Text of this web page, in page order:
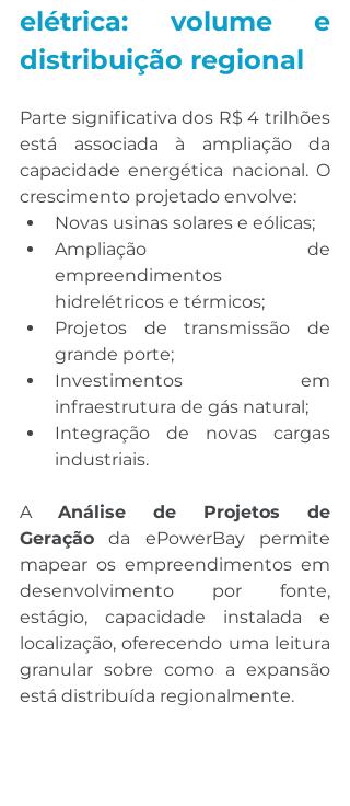
elétrica: volume e
distribuição regional
Parte significativa dos R$ 4 trilhões
está associada à ampliação da
capacidade energética nacional. O
crescimento projetado envolve:
Novas usinas solares e eólicas;
Ampliação de
empreendimentos
hidrelétricos e térmicos;
Projetos de transmissão de
grande porte;
Investimentos em
infraestrutura de gás natural;
Integração de novas cargas
industriais.
A Análise de Projetos de
Geração da ePowerBay permite
mapear os empreendimentos em
desenvolvimento por fonte,
estágio, capacidade instalada e
localização, oferecendo uma leitura
granular sobre como a expansão
está distribuída regionalmente.